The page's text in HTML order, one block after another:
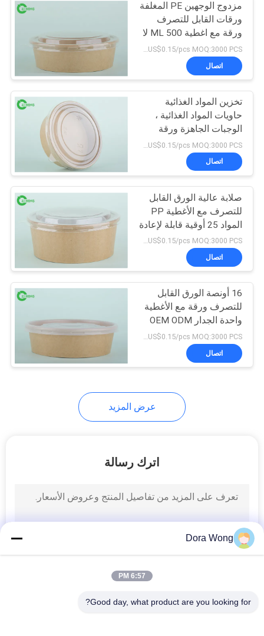
وعاء ورقي ذهبي
16
كرة رماد الورق
المستخدمة مرة واحدة
4
ورقة الغذاء
السلطانيات
71
أكواب شوربة كرافت
ورقيّ قهوة فنجان
33
مزدوج الوجهين PE المغلفة
ورقات القابل للتصرف
ورقة مع اغطية 500 ML لا
تسرب
اتصال
تخزين المواد الغذائية
حاويات المواد الغذائية ،
الوجبات الجاهزة ورقة
الآيس كريم السلطانيات
اتصال
صلابة عالية الورق القابل
للتصرف مع الأغطية PP
المواد 25 أوقية قابلة لإعادة
التدوير
US$0.03~US$0.15/pcs MOQ:3000 PCS
اتصال
16 أونصة الورق القابل
للتصرف ورقة مع الأغطية
واحدة الجدار OEM ODM
قبلت
US$0.03~US$0.15/pcs MOQ:3000 PCS
اتصال
عرض المزيد
اترك رسالة
Dora Wong
6:57 PM
Good day, what product are you looking for?